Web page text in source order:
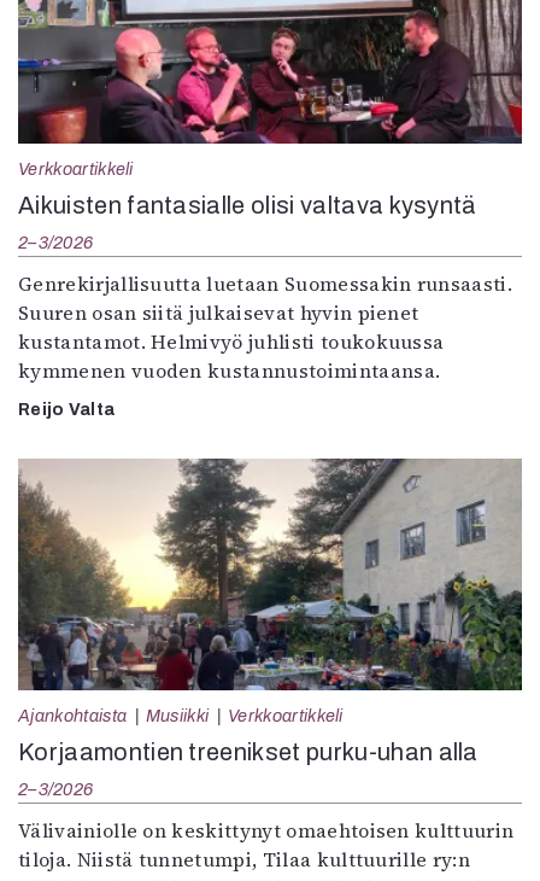
Verkkoartikkeli
Aikuisten fantasialle olisi valtava kysyntä
2–3/2026
Genrekirjallisuutta luetaan Suomessakin runsaasti.
Suuren osan siitä julkaisevat hyvin pienet
kustantamot. Helmivyö juhlisti toukokuussa
kymmenen vuoden kustannustoimintaansa.
Reijo Valta
Ajankohtaista Musiikki Verkkoartikkeli
Korjaamontien treenikset purku-uhan alla
2–3/2026
Välivainiolle on keskittynyt omaehtoisen kulttuurin
tiloja. Niistä tunnetumpi, Tilaa kulttuurille ry:n